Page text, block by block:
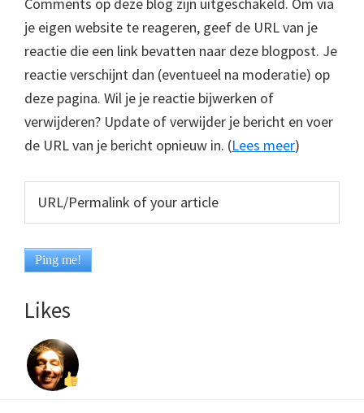
je eigen website te reageren, geef de URL van je
reactie die een link bevatten naar deze blogpost. Je
reactie verschijnt dan (eventueel na moderatie) op
deze pagina. Wil je je reactie bijwerken of
verwijderen? Update of verwijder je bericht en voer
de URL van je bericht opnieuw in. (Lees meer)
Likes